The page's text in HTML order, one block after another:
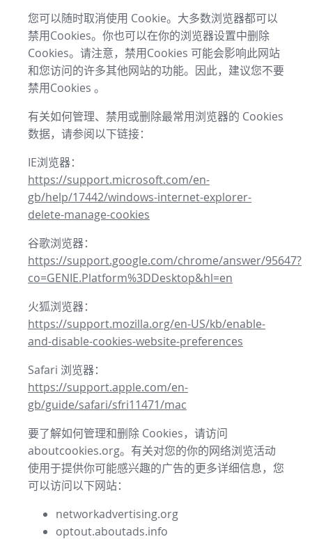
您可以随时取消使用 Cookie。大多数浏览器都可以
禁用Cookies。你也可以在你的浏览器设置中删除
Cookies。请注意，禁用Cookies 可能会影响此网站
和您访问的许多其他网站的功能。因此，建议您不要
禁用Cookies 。
有关如何管理、禁用或删除最常用浏览器的 Cookies
数据，请参阅以下链接：
IE浏览器：
https://support.microsoft.com/en-
gb/help/17442/windows-internet-explorer-
delete-manage-cookies
谷歌浏览器：
https://support.google.com/chrome/answer/95647?
co=GENIE.Platform%3DDesktop&hl=en
火狐浏览器：
https://support.mozilla.org/en-US/kb/enable-
and-disable-cookies-website-preferences
Safari 浏览器：
https://support.apple.com/en-
gb/guide/safari/sfri11471/mac
要了解如何管理和删除 Cookies，请访问
aboutcookies.org。有关对您的你的网络浏览活动
使用于提供你可能感兴趣的广告的更多详细信息，您
可以访问以下网站：
networkadvertising.org
optout.aboutads.info